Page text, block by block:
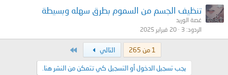
تنظيف الجسم من السموم بطرق سهله وبسيطة
غصة الوريد
الردود 3 20 فبراير 2025
1 من 265 التالي
يجب تسجيل الدخول أو التسجيل كي تتمكن من النشر هنا.